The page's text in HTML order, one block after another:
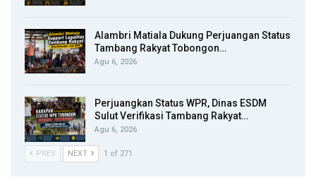
Alambri Matiala Dukung Perjuangan Status
Tambang Rakyat Tobongon…
Agu 6, 2026
Perjuangkan Status WPR, Dinas ESDM
Sulut Verifikasi Tambang Rakyat…
Agu 6, 2026
PREV NEXT 1 of 271